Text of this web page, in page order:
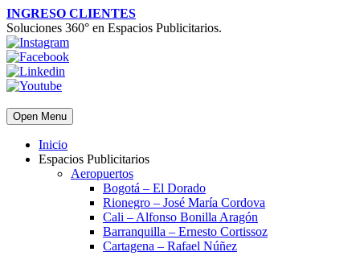
INGRESO CLIENTES
Soluciones 360° en Espacios Publicitarios.
Open Menu
Inicio
Espacios Publicitarios
Aeropuertos
Bogotá – El Dorado
Rionegro – José María Cordova
Cali – Alfonso Bonilla Aragón
Barranquilla – Ernesto Cortissoz
Cartagena – Rafael Núñez